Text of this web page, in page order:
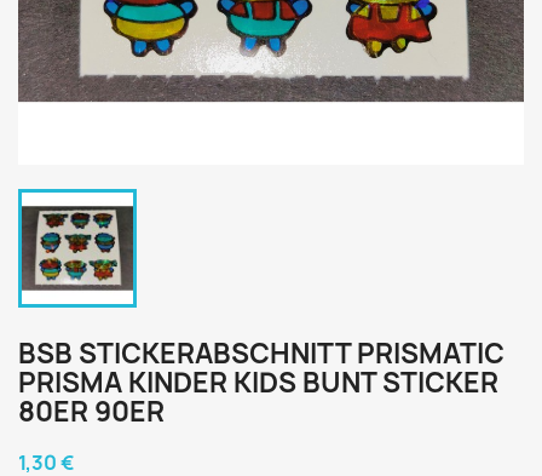
BSB STICKERABSCHNITT PRISMATIC
PRISMA KINDER KIDS BUNT STICKER
80ER 90ER
1,30 €